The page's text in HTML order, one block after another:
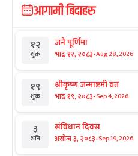
आगामी बिदाहरु
१२
शुक्र
जनै पूर्णिमा
भाद्र १२, २०८३-Aug 28, 2026
१९
शुक्र
श्रीकृष्ण जन्माष्टमी व्रत
भाद्र १९, २०८३-Sep 4, 2026
३
शनि
संविधान दिवस
असोज ३, २०८३-Sep 19, 2026